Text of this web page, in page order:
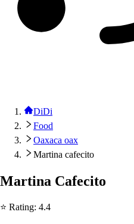
DiDi
Food
Oaxaca oax
Martina cafecito
Martina Cafecito
⭐ Rating: 4.4